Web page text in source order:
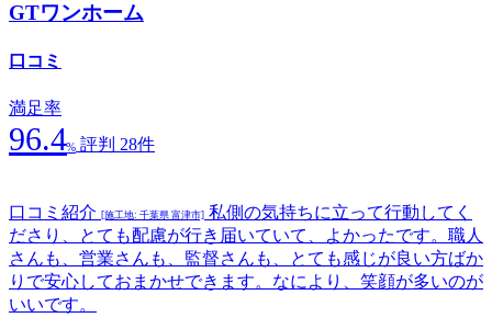
GTワンホーム
口コミ
満足率
96.4% 評判 28件
口コミ紹介 [施工地: 千葉県 富津市] 私側の気持ちに立って行動してく
ださり、とても配慮が行き届いていて、よかったです。職人
さんも、営業さんも、監督さんも、とても感じが良い方ばか
りで安心しておまかせできます。なにより、笑顔が多いのが
いいです。